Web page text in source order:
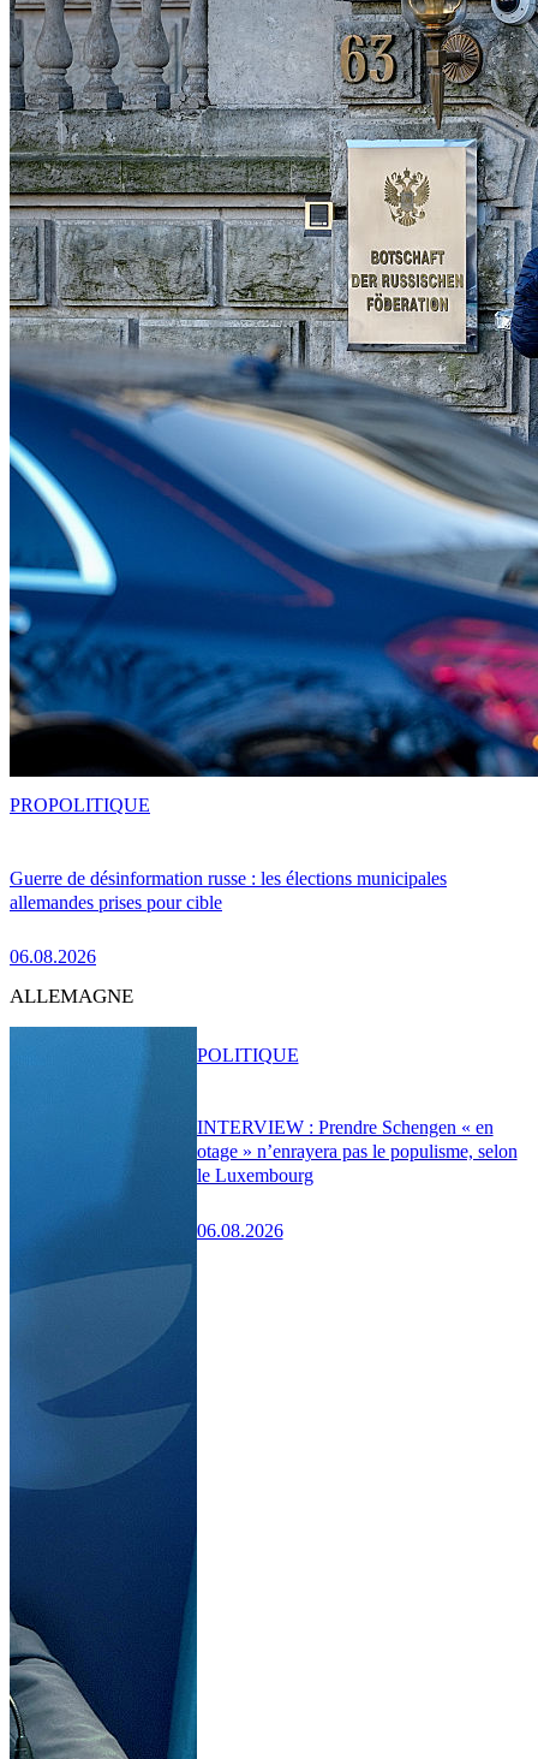
Guerre de désinformation russe : les élections municipales
allemandes prises pour cible
06.08.2026
PROPOLITIQUE
ALLEMAGNE
INTERVIEW : Prendre Schengen « en
otage » n’enrayera pas le populisme, selon
le Luxembourg
06.08.2026
POLITIQUE